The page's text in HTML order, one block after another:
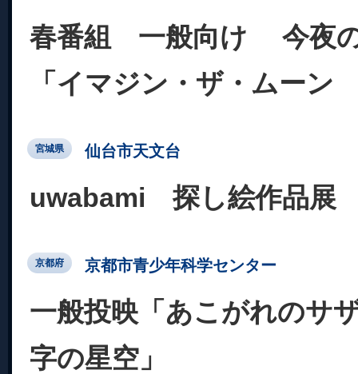
春番組 一般向け 今夜の
「イマジン・ザ・ムー
宮城県 仙台市天文台
uwabami 探し絵作品展
京都府 京都市青少年科学センター
一般投映「あこがれのサ
字の星空」